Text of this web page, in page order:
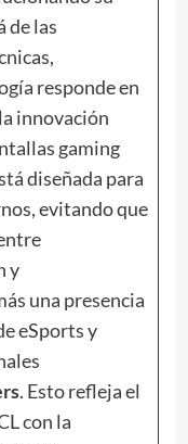
de las
responde en
innovación
gaming
diseñada para
evitando que
y
una presencia
eSports y
. Esto refleja el
con la